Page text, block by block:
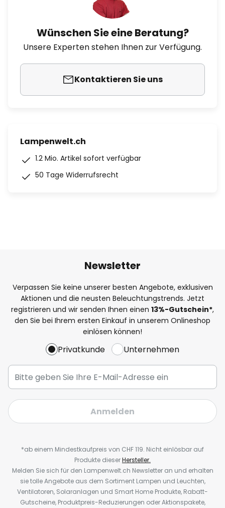
Wünschen Sie eine Beratung?
Unsere Experten stehen Ihnen zur Verfügung.
Kontaktieren Sie uns
Lampenwelt.ch
1.2 Mio. Artikel sofort verfügbar
50 Tage Widerrufsrecht
Newsletter
Verpassen Sie keine unserer besten Angebote, exklusiven
Aktionen und die neusten Beleuchtungstrends. Jetzt
registrieren und wir senden Ihnen einen 13%-Gutschein*,
den Sie bei Ihrem ersten Einkauf in unserem Onlineshop
einlösen können!
Privatkunde Unternehmen
Anmelden
*ab einem Mindestkaufpreis von CHF 119. Nicht einlösbar auf
Produkte dieserHersteller.
Melden Sie sich für den Lampenwelt.ch Newsletter an und erhalten
sie tolle Angebote aus dem Sortiment Lampen und Leuchten,
Ventilatoren, Solaranlagen und Smart Home Produkte, Rabatt-
Gutscheine, Produktpreis-Reduzierungen oder Aktionspakete,